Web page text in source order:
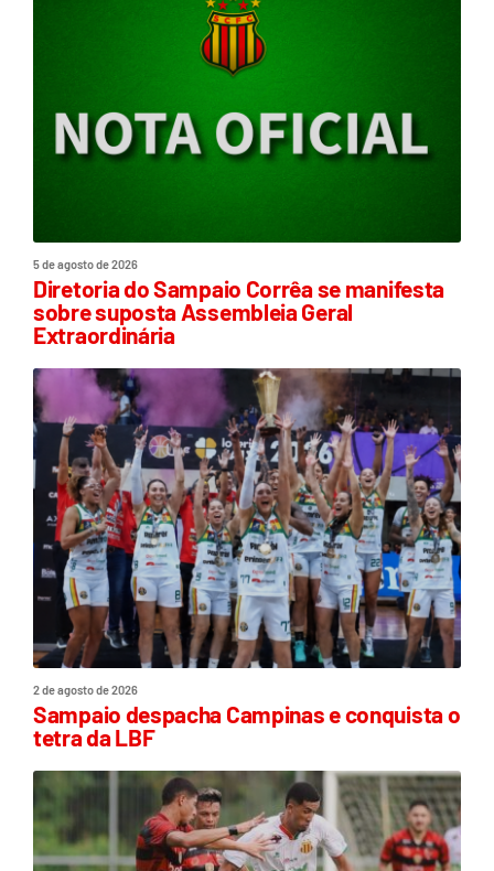
5 de agosto de 2026
Diretoria do Sampaio Corrêa se manifesta
sobre suposta Assembleia Geral
Extraordinária
2 de agosto de 2026
Sampaio despacha Campinas e conquista o
tetra da LBF